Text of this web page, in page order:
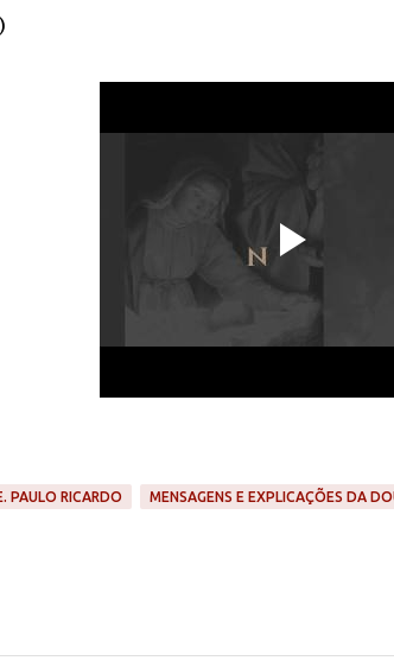
PAULO RICARDO MENSAGENS E EXPLICAÇÕES DA